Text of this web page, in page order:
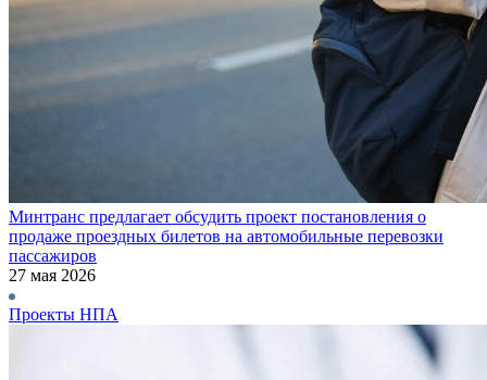
Минтранс предлагает обсудить проект постановления о
продаже проездных билетов на автомобильные перевозки
пассажиров
27 мая 2026
Проекты НПА